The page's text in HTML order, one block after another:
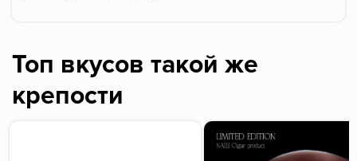
Топ вкусов такой же
крепости